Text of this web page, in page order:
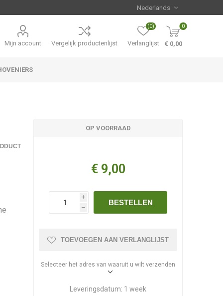
Mijn account Vergelijk productenlijst Verlanglijst
(0) 0
€ 0,00
OP VOORRAAD
€ 9,00
i
h
BESTELLEN
TOEVOEGEN AAN VERLANGLIJST
Selecteer het adres van waaruit u wilt verzenden
Leveringsdatum: 1 week